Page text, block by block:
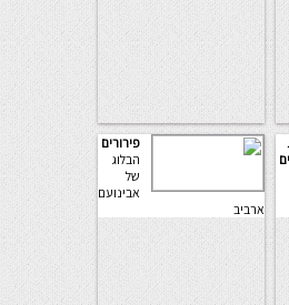
פירורים
הבלוג
של
אבינועם
ארביב